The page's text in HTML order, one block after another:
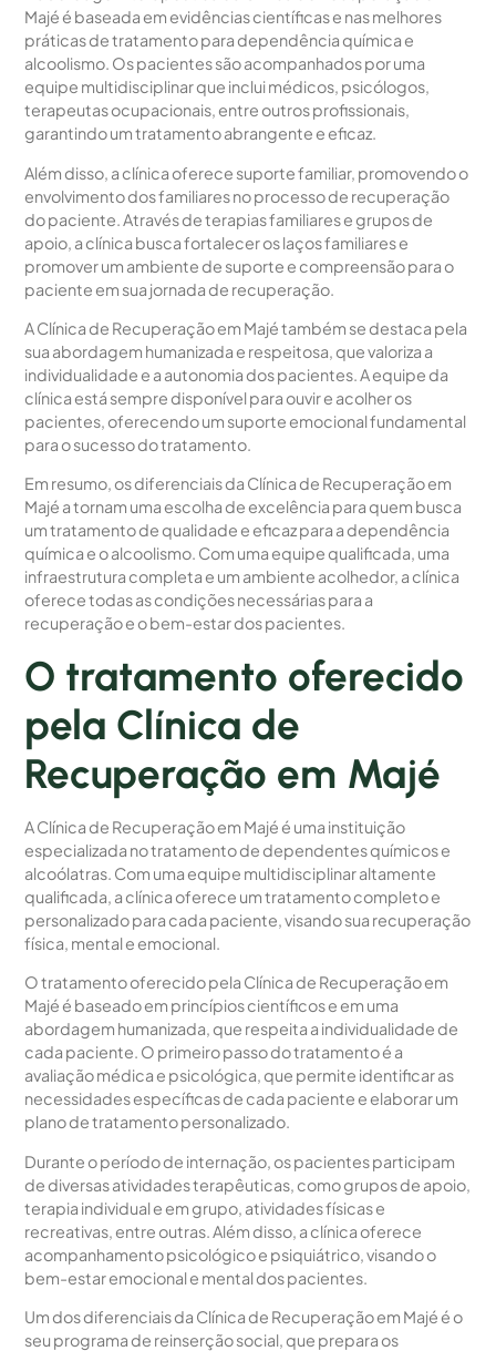
Majé é baseada em evidências científicas e nas melhores
práticas de tratamento para dependência química e
alcoolismo. Os pacientes são acompanhados por uma
equipe multidisciplinar que inclui médicos, psicólogos,
terapeutas ocupacionais, entre outros profissionais,
garantindo um tratamento abrangente e eficaz.
Além disso, a clínica oferece suporte familiar, promovendo o
envolvimento dos familiares no processo de recuperação
do paciente. Através de terapias familiares e grupos de
apoio, a clínica busca fortalecer os laços familiares e
promover um ambiente de suporte e compreensão para o
paciente em sua jornada de recuperação.
A Clínica de Recuperação em Majé também se destaca pela
sua abordagem humanizada e respeitosa, que valoriza a
individualidade e a autonomia dos pacientes. A equipe da
clínica está sempre disponível para ouvir e acolher os
pacientes, oferecendo um suporte emocional fundamental
para o sucesso do tratamento.
Em resumo, os diferenciais da Clínica de Recuperação em
Majé a tornam uma escolha de excelência para quem busca
um tratamento de qualidade e eficaz para a dependência
química e o alcoolismo. Com uma equipe qualificada, uma
infraestrutura completa e um ambiente acolhedor, a clínica
oferece todas as condições necessárias para a
recuperação e o bem-estar dos pacientes.
O tratamento oferecido
pela Clínica de
Recuperação em Majé
A Clínica de Recuperação em Majé é uma instituição
especializada no tratamento de dependentes químicos e
alcoólatras. Com uma equipe multidisciplinar altamente
qualificada, a clínica oferece um tratamento completo e
personalizado para cada paciente, visando sua recuperação
física, mental e emocional.
O tratamento oferecido pela Clínica de Recuperação em
Majé é baseado em princípios científicos e em uma
abordagem humanizada, que respeita a individualidade de
cada paciente. O primeiro passo do tratamento é a
avaliação médica e psicológica, que permite identificar as
necessidades específicas de cada paciente e elaborar um
plano de tratamento personalizado.
Durante o período de internação, os pacientes participam
de diversas atividades terapêuticas, como grupos de apoio,
terapia individual e em grupo, atividades físicas e
recreativas, entre outras. Além disso, a clínica oferece
acompanhamento psicológico e psiquiátrico, visando o
bem-estar emocional e mental dos pacientes.
Um dos diferenciais da Clínica de Recuperação em Majé é o
seu programa de reinserção social, que prepara os